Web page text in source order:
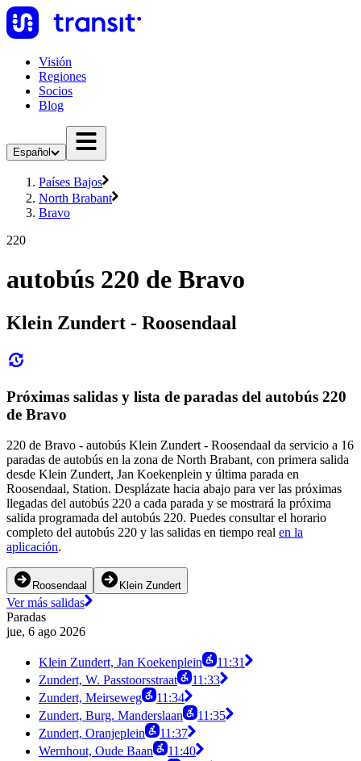
Visión
Regiones
Socios
Blog
Español
Países Bajos
North Brabant
Bravo
220
autobús 220 de Bravo
Klein Zundert - Roosendaal
Próximas salidas y lista de paradas del autobús 220
de Bravo
220 de Bravo - autobús Klein Zundert - Roosendaal da servicio a 16
paradas de autobús en la zona de North Brabant, con primera salida
desde Klein Zundert, Jan Koekenplein y última parada en
Roosendaal, Station. Desplázate hacia abajo para ver las próximas
llegadas del autobús 220 a cada parada y se mostrará la próxima
salida programada del autobús 220. Puedes consultar el horario
completo del autobús 220 y las salidas en tiempo real en la
aplicación.
Roosendaal Klein Zundert
Ver más salidas
Paradas
jue, 6 ago 2026
Klein Zundert, Jan Koekenplein
11:31
Zundert, W. Passtoorsstraat
11:33
Zundert, Meirseweg
11:34
Zundert, Burg. Manderslaan
11:35
Zundert, Oranjeplein
11:37
Wernhout, Oude Baan
11:40